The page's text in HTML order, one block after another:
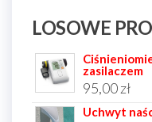
LOSOWE
zasilaczem
95,00zł
Uchwyt